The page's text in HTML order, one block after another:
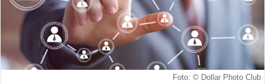
Foto: © Dollar Photo Club